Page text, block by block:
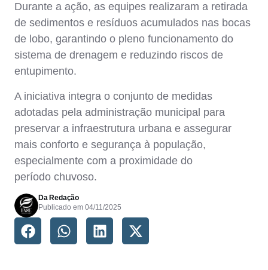
Durante a ação, as equipes realizaram a retirada
de sedimentos e resíduos acumulados nas bocas
de lobo, garantindo o pleno funcionamento do
sistema de drenagem e reduzindo riscos de
entupimento.
A iniciativa integra o conjunto de medidas
adotadas pela administração municipal para
preservar a infraestrutura urbana e assegurar
mais conforto e segurança à população,
especialmente com a proximidade do
período chuvoso.
Da Redação
Publicado em 04/11/2025